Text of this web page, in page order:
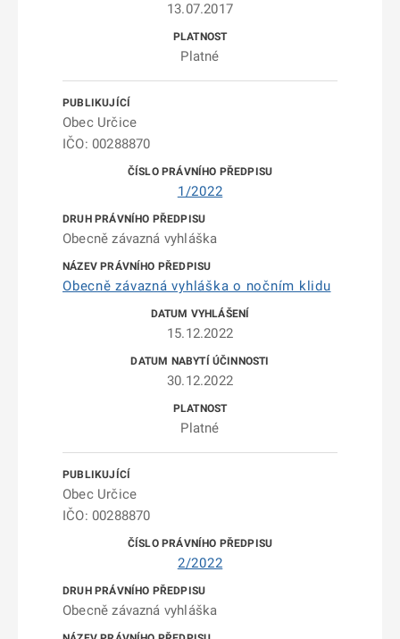
13.07.2017
Platné
Obec Určice
IČO: 00288870
1/2022
Obecně závazná vyhláška
Obecně závazná vyhláška o nočním klidu
15.12.2022
30.12.2022
Platné
Obec Určice
IČO: 00288870
2/2022
Obecně závazná vyhláška